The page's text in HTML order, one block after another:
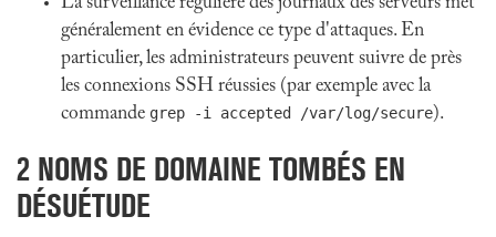
généralement en évidence ce type d'attaques. En
particulier, les administrateurs peuvent suivre de près
les connexions SSH réussies (par exemple avec la
commande grep -i accepted /var/log/secure).
2 NOMS DE DOMAINE TOMBÉS EN
DÉSUÉTUDE